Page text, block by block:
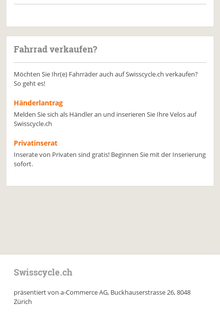
Fahrrad verkaufen?
Möchten Sie Ihr(e) Fahrräder auch auf Swisscycle.ch verkaufen?
So geht es!
Händerlantrag
Melden Sie sich als Händler an und inserieren Sie Ihre Velos auf
Swisscycle.ch
Privatinserat
Inserate von Privaten sind gratis! Beginnen Sie mit der Inserierung
sofort.
Swisscycle.ch
präsentiert von a-Commerce AG, Buckhauserstrasse 26, 8048
Zürich